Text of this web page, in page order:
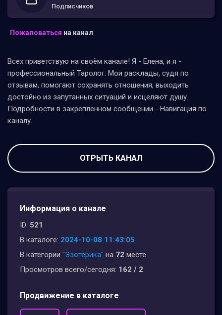
Подписчиков
Пожаловаться на канал
Всех приветствую на своём канале! Я - Елена, и я -
профессиональный Таролог. Мои расклады, судя по
отзывам, помогают сохранять отношения, выходить
достойно из запутанных ситуаций и исцеляют душу.
Подробности в закрепленном сообщении - Навигация по
каналу.
ОТРЫТЬ КАНАЛ
Информация о канале
ID: 521
В каталоге: 2024-10-08 11:43:05
В категории "Эзотерика" на 72 месте
Просмотров всего/сегодня: 162 / 2
Продвижение в каталоге